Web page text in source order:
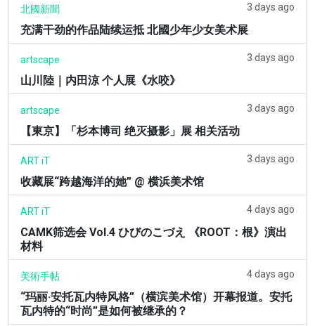
北國新聞 3 days ago
充满干劲的作品陆续运抵 北國少年少女美术展
artscape 3 days ago
山川陸｜内田涼 个人展《水咬》
artscape 3 days ago
【東京】「杉本博司 绝灭摄影」展 相关活动
ART iT 3 days ago
收藏展“跨越海洋的她” @ 横浜美术馆
ART iT 4 days ago
CAMK筛选会 Vol.4 ひびのこづえ 《ROOT：根》演出
材料
美術手帖 4 days ago
“玛丽·安托瓦内特风格”（横滨美术馆）开幕报道。安托
瓦内特的“时尚”是如何被继承的？